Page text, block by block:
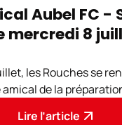
Aubel FC -
mercredi 8
les Rouches se
de la préparation.
Lire l’article